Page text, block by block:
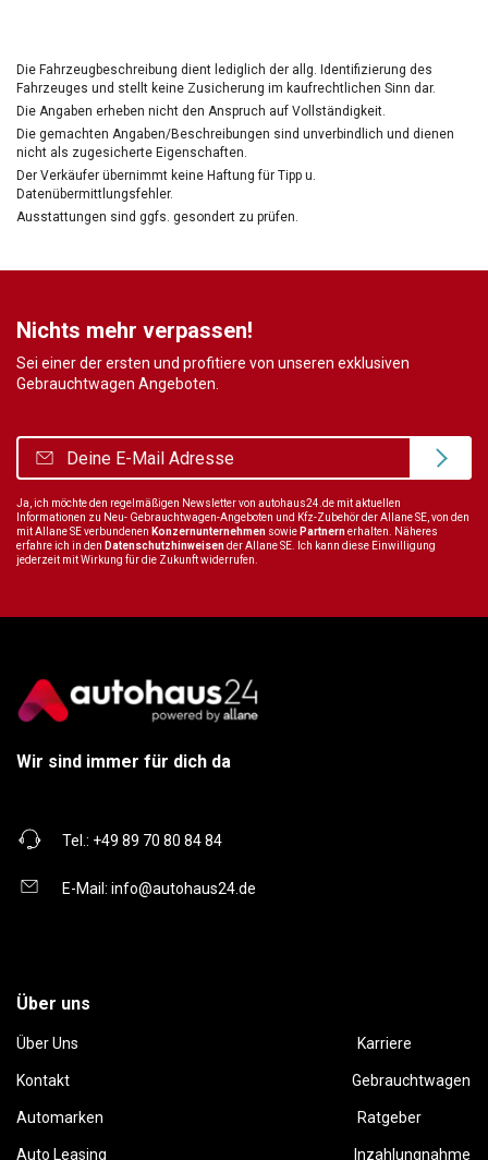
Die Fahrzeugbeschreibung dient lediglich der allg. Identifizierung des
Fahrzeuges und stellt keine Zusicherung im kaufrechtlichen Sinn dar.
Die Angaben erheben nicht den Anspruch auf Vollständigkeit.
Die gemachten Angaben/Beschreibungen sind unverbindlich und dienen
nicht als zugesicherte Eigenschaften.
Der Verkäufer übernimmt keine Haftung für Tipp u.
Datenübermittlungsfehler.
Ausstattungen sind ggfs. gesondert zu prüfen.
Nichts mehr verpassen!
Sei einer der ersten und profitiere von unseren exklusiven
Gebrauchtwagen Angeboten.
Ja, ich möchte den regelmäßigen Newsletter von autohaus24.de mit aktuellen
Informationen zu Neu- Gebrauchtwagen-Angeboten und Kfz-Zubehör der Allane SE, von den
mit Allane SE verbundenen Konzernunternehmen sowie Partnernerhalten. Näheres
erfahre ich in den Datenschutzhinweisender Allane SE. Ich kann diese Einwilligung
jederzeit mit Wirkung für die Zukunft widerrufen.
Wir sind immer für dich da
Tel.: +49 89 70 80 84 84
E-Mail: info@autohaus24.de
Über uns
Über Uns Karriere
Kontakt Gebrauchtwagen
Automarken Ratgeber
Auto Leasing Inzahlungnahme